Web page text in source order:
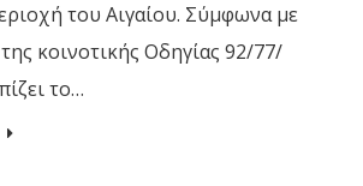
του Αιγαίου. Σύμφωνα με
της κοινοτικής Οδηγίας 92/77/
το…